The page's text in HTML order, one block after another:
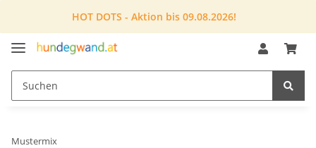
HOT DOTS - Aktion bis 09.08.2026!
Mustermix